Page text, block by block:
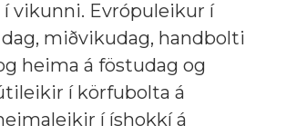
vikunni. Evrópuleikur í
miðvikudag, handbolti
heima á föstudag og
í körfubolta á
í íshokkí á